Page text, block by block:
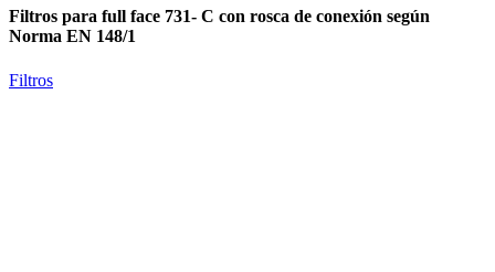
Filtros para full face 731- C con rosca de conexión según
Norma EN 148/1
Filtros